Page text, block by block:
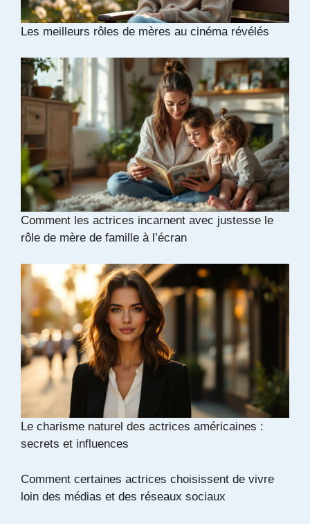
Les meilleurs rôles de mères au cinéma révélés
Comment les actrices incarnent avec justesse le
rôle de mère de famille à l’écran
Le charisme naturel des actrices américaines :
secrets et influences
Comment certaines actrices choisissent de vivre
loin des médias et des réseaux sociaux